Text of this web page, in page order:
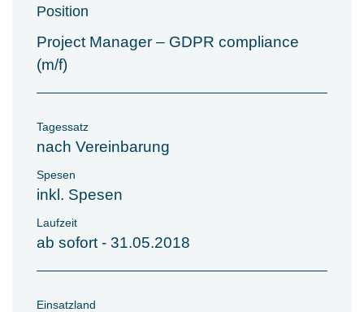
Position
Project Manager – GDPR compliance
(m/f)
Tagessatz
nach Vereinbarung
Spesen
inkl. Spesen
Laufzeit
ab sofort - 31.05.2018
Einsatzland